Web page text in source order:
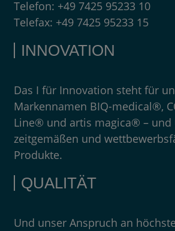
Telefon: +49 7425 95233 10
Telefax: +49 7425 95233 15
INNOVATION
Das I für Innovation steht für
Markennamen BIQ-medical®,
Line® und artis magica® – und
zeitgemäßen und
Produkte.
QUALITÄT
Und unser Anspruch an